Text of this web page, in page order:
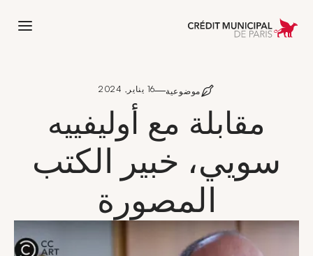
de Crédit Municipal de Paris
موضوعية 16 يناير, 2024
مقابلة مع أوليفييه
سويي، خبير الكتب
المصورة